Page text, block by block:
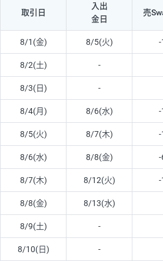
取引日
入出
金日
売
8/1(金) 8/5(火) -
8/2(土) -
8/3(日) -
8/4(月) 8/6(水) -
8/5(火) 8/7(木) -
8/6(水) 8/8(金) -
8/7(木) 8/12(火) -
8/8(金) 8/13(水)
8/9(土) -
8/10(日) -